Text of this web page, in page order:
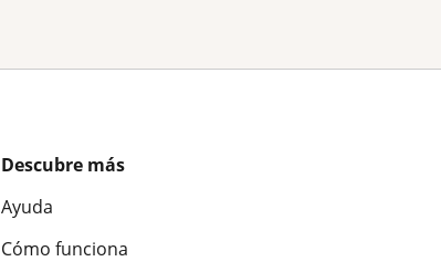
Descubre más
Ayuda
Cómo funciona